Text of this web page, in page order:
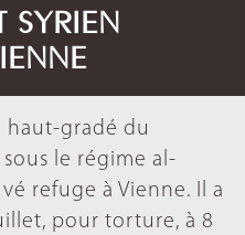
SYRIEN
haut-gradé du
le régime al-
refuge à Vienne. Il a
pour torture, à 8